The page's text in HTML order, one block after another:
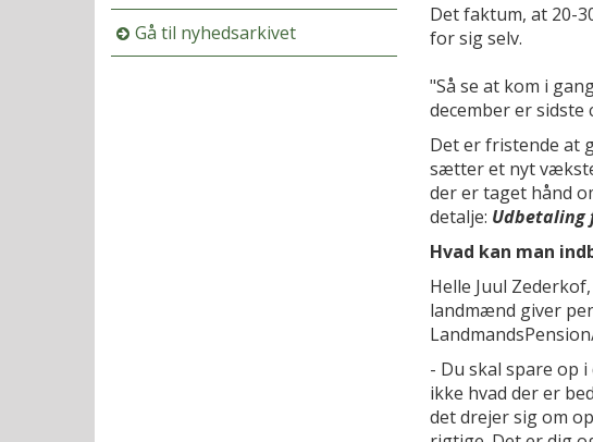
Gå til nyhedsarkivet
Det faktum, at 20-
for sig selv.
"Så se at kom i
december er sidste
Det er fristende at
sætter et nyt
der er taget hånd
detalje: Udbetaling
Hvad kan man
Helle Juul
landmænd giver
- Du skal spare op
ikke hvad der er
det drejer sig om